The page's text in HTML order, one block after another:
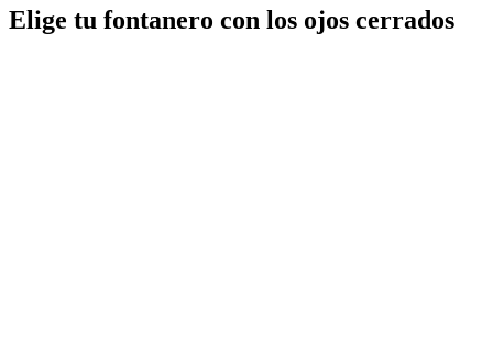
Elige tu fontanero con los ojos cerrados